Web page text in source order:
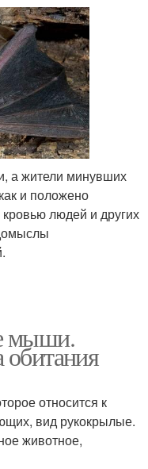
а жители минувших
и положено
людей и других
мыши.
обитания
относится к
вид рукокрылые.
животное,